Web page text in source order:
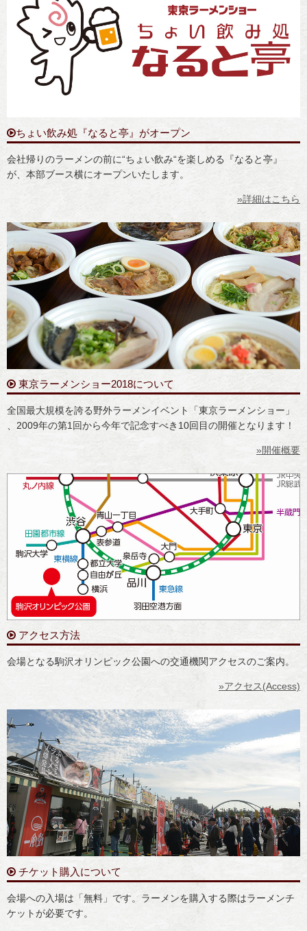
ちょい飲み処『なると亭』がオープン
会社帰りのラーメンの前に“ちょい飲み“を楽しめる『なると亭』
が、本部ブース横にオープンいたします。
»詳細はこちら
東京ラーメンショー2018について
全国最大規模を誇る野外ラーメンイベント「東京ラーメンショー」
、2009年の第1回から今年で記念すべき10回目の開催となります！
»開催概要
アクセス方法
会場となる駒沢オリンピック公園への交通機関アクセスのご案内。
»アクセス(Access)
チケット購入について
会場への入場は「無料」です。ラーメンを購入する際はラーメンチ
ケットが必要です。